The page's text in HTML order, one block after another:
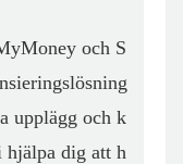
och S
upplägg och k
dig att h